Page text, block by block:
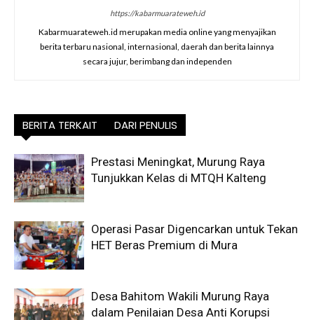
https://kabarmuarateweh.id
Kabarmuarateweh.id merupakan media online yang menyajikan
berita terbaru nasional, internasional, daerah dan berita lainnya
secara jujur, berimbang dan independen
BERITA TERKAIT DARI PENULIS
Prestasi Meningkat, Murung Raya
Tunjukkan Kelas di MTQH Kalteng
Operasi Pasar Digencarkan untuk Tekan
HET Beras Premium di Mura
Desa Bahitom Wakili Murung Raya
dalam Penilaian Desa Anti Korupsi